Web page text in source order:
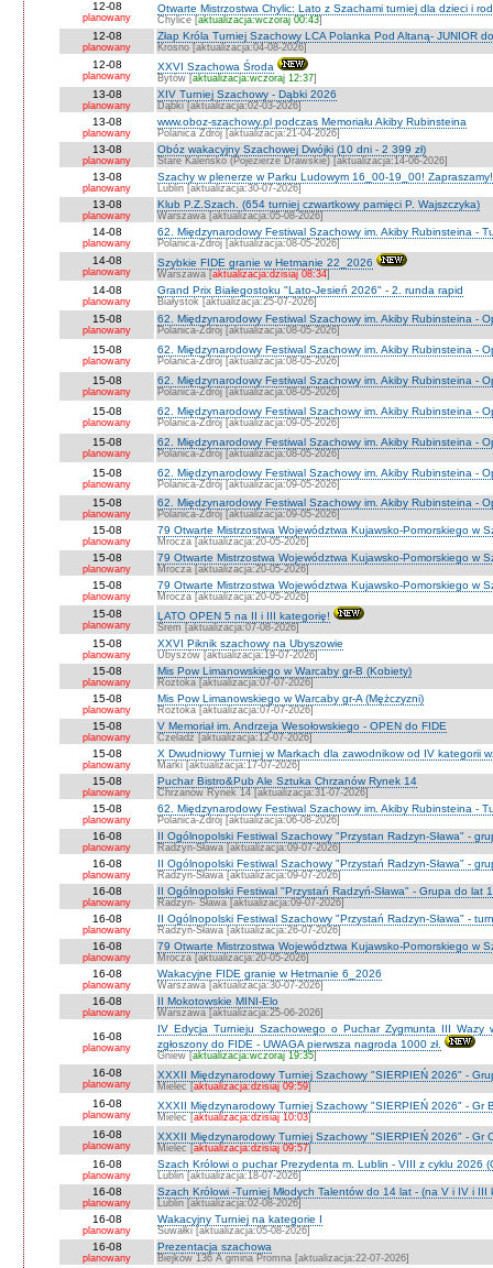
12-08
planowany
Otwarte Mistrzostwa Chylic: Lato z Szachami turniej dla dzieci i
Chylice [aktualizacja:wczoraj 00:43]
12-08
planowany
Złap Króla Turniej Szachowy LCA Polanka Pod Altaną- JUNIOR
Krosno [aktualizacja:04-08-2026]
12-08
planowany
XXVI Szachowa Środa
Bytów [aktualizacja:wczoraj 12:37]
13-08
planowany
XIV Turniej Szachowy - Dąbki 2026
Dąbki [aktualizacja:02-03-2026]
13-08
planowany
www.oboz-szachowy.pl podczas Memoriału Akiby Rubinsteina
Polanica Zdrój [aktualizacja:21-04-2026]
13-08
planowany
Obóz wakacyjny Szachowej Dwójki (10 dni - 2 399 zł)
Stare Kaleńsko (Pojezierze Drawskie) [aktualizacja:14-06-2026]
13-08
planowany
Szachy w plenerze w Parku Ludowym 16_00-19_00! Zapraszamy!
Lublin [aktualizacja:30-07-2026]
13-08
planowany
Klub P.Z.Szach. (654 turniej czwartkowy pamięci P. Wajszczyka)
Warszawa [aktualizacja:05-08-2026]
14-08
planowany
62. Międzynarodowy Festiwal Szachowy im. Akiby Rubinsteina -
Polanica-Zdrój [aktualizacja:08-05-2026]
14-08
planowany
Szybkie FIDE granie w Hetmanie 22_2026
Warszawa [aktualizacja:dzisiaj 08:34]
14-08
planowany
Grand Prix Białegostoku "Lato-Jesień 2026" - 2. runda rapid
Białystok [aktualizacja:25-07-2026]
15-08
planowany
62. Międzynarodowy Festiwal Szachowy im. Akiby Rubinsteina -
Polanica-Zdrój [aktualizacja:08-05-2026]
15-08
planowany
62. Międzynarodowy Festiwal Szachowy im. Akiby Rubinsteina -
Polanica-Zdrój [aktualizacja:08-05-2026]
15-08
planowany
62. Międzynarodowy Festiwal Szachowy im. Akiby Rubinsteina -
Polanica-Zdrój [aktualizacja:08-05-2026]
15-08
planowany
62. Międzynarodowy Festiwal Szachowy im. Akiby Rubinsteina -
Polanica-Zdrój [aktualizacja:09-05-2026]
15-08
planowany
62. Międzynarodowy Festiwal Szachowy im. Akiby Rubinsteina -
Polanica-Zdrój [aktualizacja:08-05-2026]
15-08
planowany
62. Międzynarodowy Festiwal Szachowy im. Akiby Rubinsteina -
Polanica-Zdrój [aktualizacja:09-05-2026]
15-08
planowany
62. Międzynarodowy Festiwal Szachowy im. Akiby Rubinsteina -
Polanica-Zdrój [aktualizacja:09-05-2026]
15-08
planowany
79 Otwarte Mistrzostwa Województwa Kujawsko-Pomorskiego w
Mrocza [aktualizacja:20-05-2026]
15-08
planowany
79 Otwarte Mistrzostwa Województwa Kujawsko-Pomorskiego w
Mrocza [aktualizacja:20-05-2026]
15-08
planowany
79 Otwarte Mistrzostwa Województwa Kujawsko-Pomorskiego w
Mrocza [aktualizacja:20-05-2026]
15-08
planowany
LATO OPEN 5 na II i III kategorię!
Śrem [aktualizacja:07-08-2026]
15-08
planowany
XXVI Piknik szachowy na Ubyszowie
Ubyszów [aktualizacja:19-07-2026]
15-08
planowany
Mis Pow Limanowskiego w Warcaby gr-B (Kobiety)
Roztoka [aktualizacja:07-07-2026]
15-08
planowany
Mis Pow Limanowskiego w Warcaby gr-A (Mężczyzni)
Roztoka [aktualizacja:07-07-2026]
15-08
planowany
V Memoriał im. Andrzeja Wesołowskiego - OPEN do FIDE
Czeladź [aktualizacja:12-07-2026]
15-08
planowany
X Dwudniowy Turniej w Markach dla zawodnikow od IV kategorii
Marki [aktualizacja:17-07-2026]
15-08
planowany
Puchar Bistro&Pub Ale Sztuka Chrzanów Rynek 14
Chrzanów Rynek 14 [aktualizacja:31-07-2026]
15-08
planowany
62. Międzynarodowy Festiwal Szachowy im. Akiby Rubinsteina -
Polanica-Zdrój [aktualizacja:06-08-2026]
16-08
planowany
II Ogólnopolski Festiwal Szachowy "Przystan Radzyn-Sława" -
Radzyn-Sława [aktualizacja:09-07-2026]
16-08
planowany
II Ogólnopolski Festiwal Szachowy "Przystań Radzyn-Sława" -
Radzyn-Sława [aktualizacja:09-07-2026]
16-08
planowany
II Ogólnopolski Festiwal "Przystań Radzyń-Sława" - Grupa do lat
Radzyn- Sława [aktualizacja:09-07-2026]
16-08
planowany
II Ogólnopolski Festiwal Szachowy "Przystań Radzyn-Sława" -
Radzyń-Sława [aktualizacja:26-07-2026]
16-08
planowany
79 Otwarte Mistrzostwa Województwa Kujawsko-Pomorskiego w
Mrocza [aktualizacja:20-05-2026]
16-08
planowany
Wakacyjne FIDE granie w Hetmanie 6_2026
Warszawa [aktualizacja:30-07-2026]
16-08
planowany
II Mokotowskie MINI-Elo
Warszawa [aktualizacja:25-06-2026]
16-08
planowany
IV Edycja Turnieju Szachowego o Puchar Zygmunta III Wazy
zgłoszony do FIDE - UWAGA pierwsza nagroda 1000 zł.
Gniew [aktualizacja:wczoraj 19:35]
16-08
planowany
XXXII Międzynarodowy Turniej Szachowy "SIERPIEŃ 2026" -
Mielec [aktualizacja:dzisiaj 09:59]
16-08
planowany
XXXII Międzynarodowy Turniej Szachowy "SIERPIEŃ 2026" - Gr
Mielec [aktualizacja:dzisiaj 10:03]
16-08
planowany
XXXII Międzynarodowy Turniej Szachowy "SIERPIEŃ 2026" - Gr
Mielec [aktualizacja:dzisiaj 09:57]
16-08
planowany
Szach Królowi o puchar Prezydenta m. Lublin - VIII z cyklu 2026
Lublin [aktualizacja:18-07-2026]
16-08
planowany
Szach Królowi -Turniej Młodych Talentów do 14 lat - (na V i IV i III
Lublin [aktualizacja:02-08-2026]
16-08
planowany
Wakacyjny Turniej na kategorie I
Suwałki [aktualizacja:05-08-2026]
16-08
planowany
Prezentacja szachowa
Biejków 136 A gmina Promna [aktualizacja:22-07-2026]